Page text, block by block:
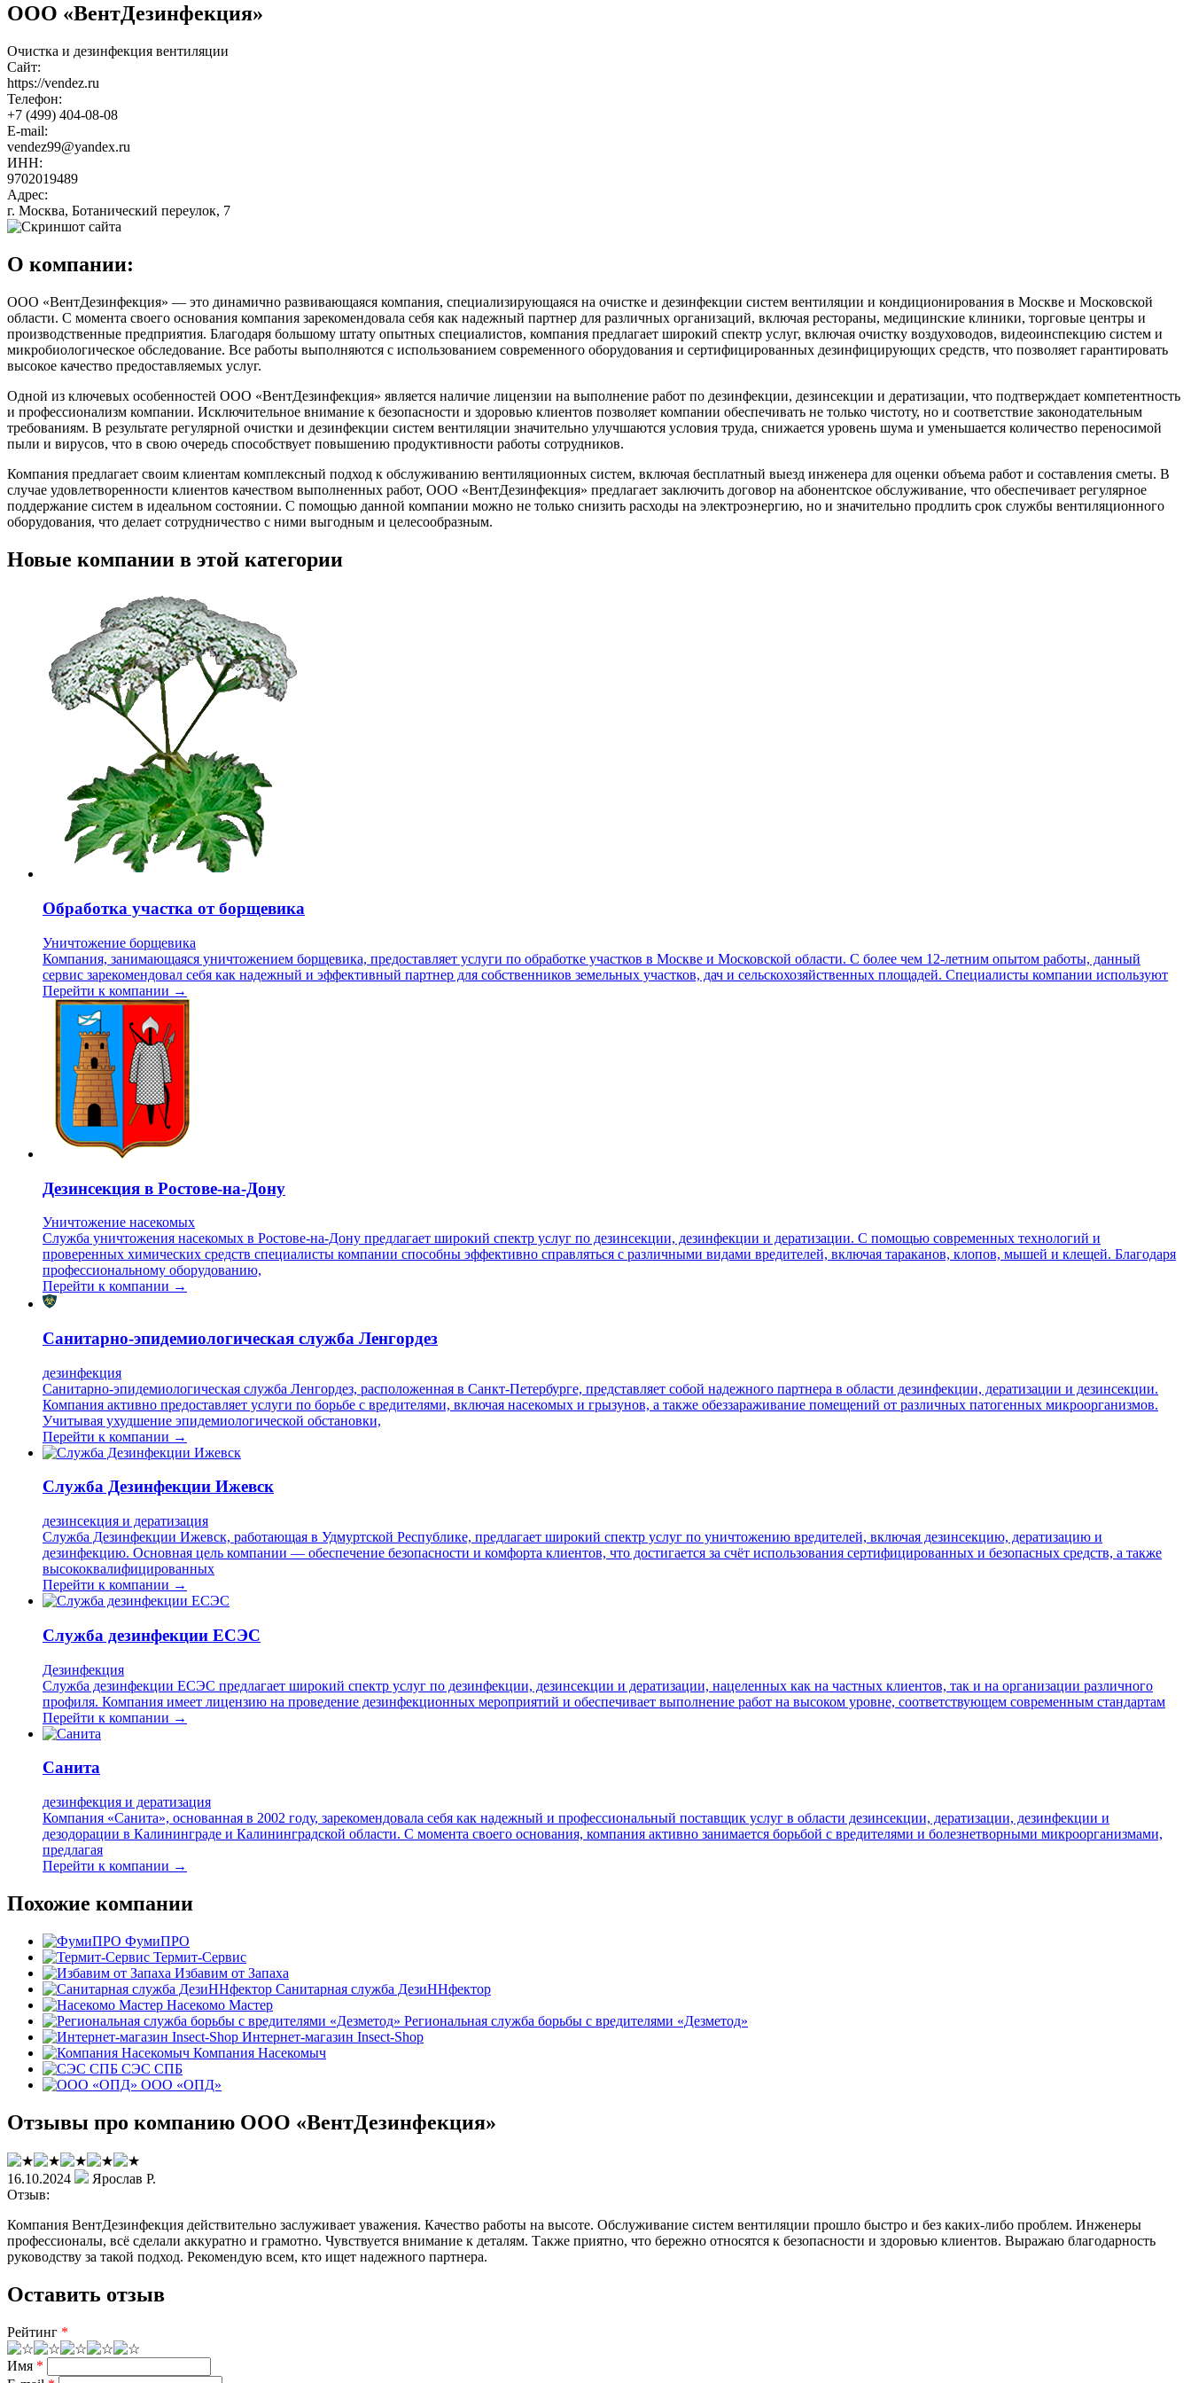
ООО «ВентДезинфекция»
Очистка и дезинфекция вентиляции
Сайт:
https://vendez.ru
Телефон:
+7 (499) 404-08-08
E-mail:
vendez99@yandex.ru
ИНН:
9702019489
Адрес:
г. Москва, Ботанический переулок, 7
О компании:
ООО «ВентДезинфекция» — это динамично развивающаяся компания, специализирующаяся на очистке и дезинфекции систем вентиляции и кондиционирования в Москве и Московской
области. С момента своего основания компания зарекомендовала себя как надежный партнер для различных организаций, включая рестораны, медицинские клиники, торговые центры и
производственные предприятия. Благодаря большому штату опытных специалистов, компания предлагает широкий спектр услуг, включая очистку воздуховодов, видеоинспекцию систем и
микробиологическое обследование. Все работы выполняются с использованием современного оборудования и сертифицированных дезинфицирующих средств, что позволяет гарантировать
высокое качество предоставляемых услуг.
Одной из ключевых особенностей ООО «ВентДезинфекция» является наличие лицензии на выполнение работ по дезинфекции, дезинсекции и дератизации, что подтверждает компетентность
и профессионализм компании. Исключительное внимание к безопасности и здоровью клиентов позволяет компании обеспечивать не только чистоту, но и соответствие законодательным
требованиям. В результате регулярной очистки и дезинфекции систем вентиляции значительно улучшаются условия труда, снижается уровень шума и уменьшается количество переносимой
пыли и вирусов, что в свою очередь способствует повышению продуктивности работы сотрудников.
Компания предлагает своим клиентам комплексный подход к обслуживанию вентиляционных систем, включая бесплатный выезд инженера для оценки объема работ и составления сметы. В
случае удовлетворенности клиентов качеством выполненных работ, ООО «ВентДезинфекция» предлагает заключить договор на абонентское обслуживание, что обеспечивает регулярное
поддержание систем в идеальном состоянии. С помощью данной компании можно не только снизить расходы на электроэнергию, но и значительно продлить срок службы вентиляционного
оборудования, что делает сотрудничество с ними выгодным и целесообразным.
Новые компании в этой категории
Обработка участка от борщевика
Уничтожение борщевика
Компания, занимающаяся уничтожением борщевика, предоставляет услуги по обработке участков в Москве и Московской области. С более чем 12-летним опытом работы, данный
сервис зарекомендовал себя как надежный и эффективный партнер для собственников земельных участков, дач и сельскохозяйственных площадей. Специалисты компании используют
Перейти к компании →
Дезинсекция в Ростове-на-Дону
Уничтожение насекомых
Служба уничтожения насекомых в Ростове-на-Дону предлагает широкий спектр услуг по дезинсекции, дезинфекции и дератизации. С помощью современных технологий и
проверенных химических средств специалисты компании способны эффективно справляться с различными видами вредителей, включая тараканов, клопов, мышей и клещей. Благодаря
профессиональному оборудованию,
Перейти к компании →
Санитарно-эпидемиологическая служба Ленгордез
дезинфекция
Санитарно-эпидемиологическая служба Ленгордез, расположенная в Санкт-Петербурге, представляет собой надежного партнера в области дезинфекции, дератизации и дезинсекции.
Компания активно предоставляет услуги по борьбе с вредителями, включая насекомых и грызунов, а также обеззараживание помещений от различных патогенных микроорганизмов.
Учитывая ухудшение эпидемиологической обстановки,
Перейти к компании →
Служба Дезинфекции Ижевск
дезинсекция и дератизация
Служба Дезинфекции Ижевск, работающая в Удмуртской Республике, предлагает широкий спектр услуг по уничтожению вредителей, включая дезинсекцию, дератизацию и
дезинфекцию. Основная цель компании — обеспечение безопасности и комфорта клиентов, что достигается за счёт использования сертифицированных и безопасных средств, а также
высококвалифицированных
Перейти к компании →
Служба дезинфекции ЕСЭС
Дезинфекция
Служба дезинфекции ЕСЭС предлагает широкий спектр услуг по дезинфекции, дезинсекции и дератизации, нацеленных как на частных клиентов, так и на организации различного
профиля. Компания имеет лицензию на проведение дезинфекционных мероприятий и обеспечивает выполнение работ на высоком уровне, соответствующем современным стандартам
Перейти к компании →
Санита
дезинфекция и дератизация
Компания «Санита», основанная в 2002 году, зарекомендовала себя как надежный и профессиональный поставщик услуг в области дезинсекции, дератизации, дезинфекции и
дезодорации в Калининграде и Калининградской области. С момента своего основания, компания активно занимается борьбой с вредителями и болезнетворными микроорганизмами,
предлагая
Перейти к компании →
Похожие компании
ФумиПРО
Термит-Сервис
Избавим от Запаха
Санитарная служба ДезиННфектор
Насекомо Мастер
Региональная служба борьбы с вредителями «Дезметод»
Интернет-магазин Insect-Shop
Компания Насекомыч
СЭС СПБ
ООО «ОПД»
Отзывы про компанию ООО «ВентДезинфекция»
16.10.2024
Ярослав Р.
Отзыв:
Компания ВентДезинфекция действительно заслуживает уважения. Качество работы на высоте. Обслуживание систем вентиляции прошло быстро и без каких-либо проблем. Инженеры
профессионалы, всё сделали аккуратно и грамотно. Чувствуется внимание к деталям. Также приятно, что бережно относятся к безопасности и здоровью клиентов. Выражаю благодарность
руководству за такой подход. Рекомендую всем, кто ищет надежного партнера.
Оставить отзыв
Рейтинг *
Имя *